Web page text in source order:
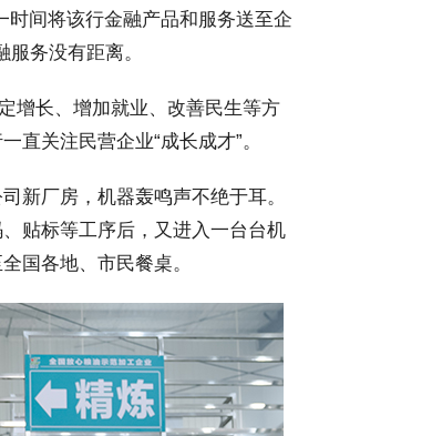
时间将该行金融产品和服务送至企
服务没有距离。
长、增加就业、改善民生等方
直关注民营企业“成长成才”。
厂房，机器轰鸣声不绝于耳。
贴标等工序后，又进入一台台机
国各地、市民餐桌。